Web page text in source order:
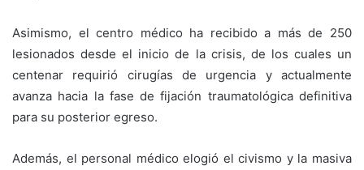
Asimismo, el centro médico ha recibido a más de 250
lesionados desde el inicio de la crisis, de los cuales un
centenar requirió cirugías de urgencia y actualmente
avanza hacia la fase de fijación traumatológica definitiva
para su posterior egreso.
Además, el personal médico elogió el civismo y la masiva